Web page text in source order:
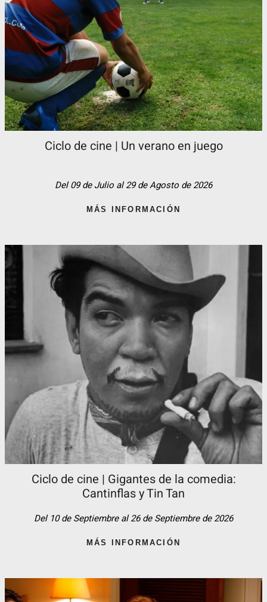
Ciclo de cine | Un verano en juego
Del 09 de Julio al 29 de Agosto de 2026
MÁS INFORMACIÓN
Ciclo de cine | Gigantes de la comedia:
Cantinflas y Tin Tan​
Del 10 de Septiembre al 26 de Septiembre de 2026
MÁS INFORMACIÓN